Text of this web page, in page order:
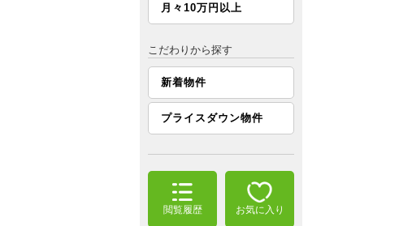
月々10万円以上
こだわりから探す
新着物件
プライスダウン物件
閲覧履歴 お気に入り